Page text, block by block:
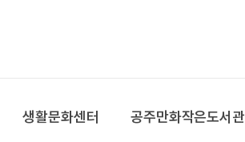
생활문화센터 공주만화작은도서관